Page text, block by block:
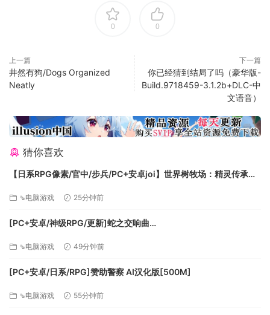
隶属警察厅一课的女警官。
对于虽然隶属于垃圾堆十三课，却与生田看似亲昵的卢卡抱有
敌对意识。
身为一名警察，冬美将遵守组织规范一事看得很重要，
但却因为一起亲人被卷入的案件，而第一次参与了几乎快违反
规矩的搜查。
警察厅附近的咖啡厅「Love & Peace」里的人气店员。
因为她的殷勤与好身材，警察内部有很多隐性粉丝。
因为咖啡厅的地理位置，让她很容易得知有关警察的资讯。
0 0
上一篇
井然有狗/Dogs Organized
Neatly
下一篇
你已经猜到结局了吗（豪华版-
Build.9718459-3.1.2b+DLC-中
文语音）
猜你喜欢
【日系RPG像素/官中/步兵/PC+安卓joi】世界树牧场：精灵传承
ムと世界樹の牧場～ 官方中文步兵版【1.26G】
⇘电脑游戏 25分钟前
[PC+安卓/神级RPG/更新]蛇之交响曲
⇘电脑游戏 49分钟前
[PC+安卓/日系/RPG]赞助警察 AI汉化版[500M]
⇘电脑游戏 55分钟前